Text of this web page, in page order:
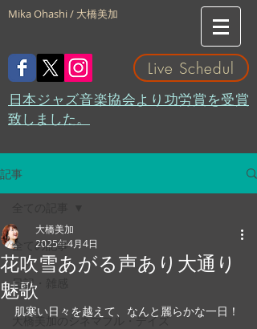
Mika Ohashi / 大橋美加
Live Schedul
​日本ジャズ音楽協会より功労賞を受賞
致しました。
記事
全ての記事
日記・雑感
大橋美加のシネマフル・デイズ
花吹雪あがる声あり大通り
魅歌
大橋美加
2025年4月4日
肌寒い日々を越えて、なんと麗らかな一日！